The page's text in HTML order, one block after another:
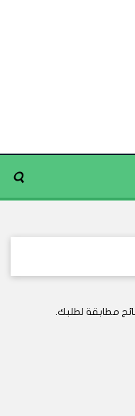
مطابقة لطلبك.